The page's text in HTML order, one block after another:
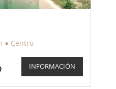
● Centro
INFORMACIÓN